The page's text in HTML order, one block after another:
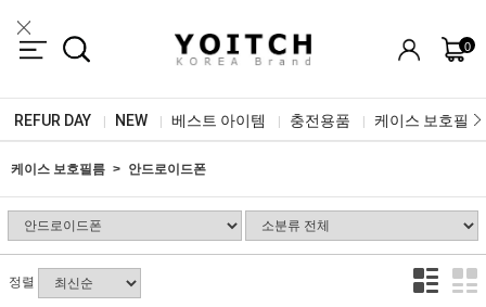
0
REFUR DAY NEW 베스트 아이템 충전용품 케이스 보호필름
케이스 보호필름 안드로이드폰
정렬